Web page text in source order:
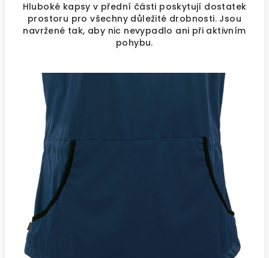
Hluboké kapsy v přední části poskytují dostatek
prostoru pro všechny důležité drobnosti. Jsou
navržené tak, aby nic nevypadlo ani při aktivním
pohybu.